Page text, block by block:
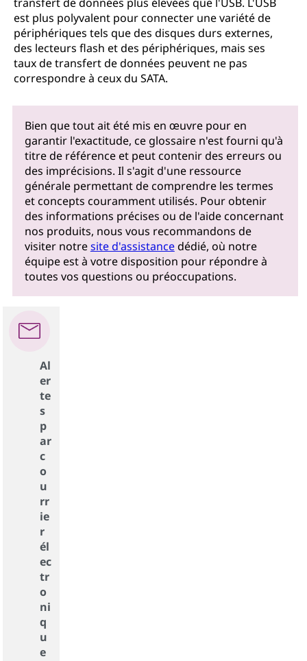
est plus polyvalent pour connecter une variété de
périphériques tels que des disques durs externes,
des lecteurs flash et des périphériques, mais ses
taux de transfert de données peuvent ne pas
correspondre à ceux du SATA.
Bien que tout ait été mis en œuvre pour en
garantir l'exactitude, ce glossaire n'est fourni qu'à
titre de référence et peut contenir des erreurs ou
des imprécisions. Il s'agit d'une ressource
générale permettant de comprendre les termes
et concepts couramment utilisés. Pour obtenir
des informations précises ou de l'aide concernant
nos produits, nous vous recommandons de
visiter notresite d'assistancedédié, où notre
équipe est à votre disposition pour répondre à
toutes vos questions ou préoccupations.
Al
er
te
s
p
ar
c
o
u
rr
ie
r
él
ec
tr
o
ni
q
u
e